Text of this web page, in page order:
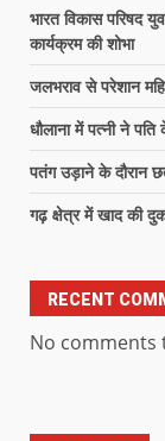
भारत विकास परिषद
कार्यक्रम की शोभा
जलभराव से परेशान
धौलाना में पत्नी ने
पतंग उड़ाने के दौरान
गढ़ क्षेत्र में खाद की
RECENT
No comments